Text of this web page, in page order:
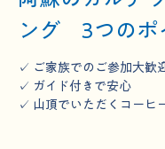
ング　3つのポ
✓ ご家族でのご参加大歓
✓ ガイド付きで安心
✓ 山頂でいただくコーヒ